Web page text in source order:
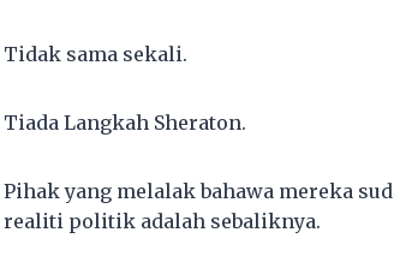
Tidak sama sekali.
Tiada Langkah Sheraton.
Pihak yang melalak bahawa mereka
realiti politik adalah sebaliknya.